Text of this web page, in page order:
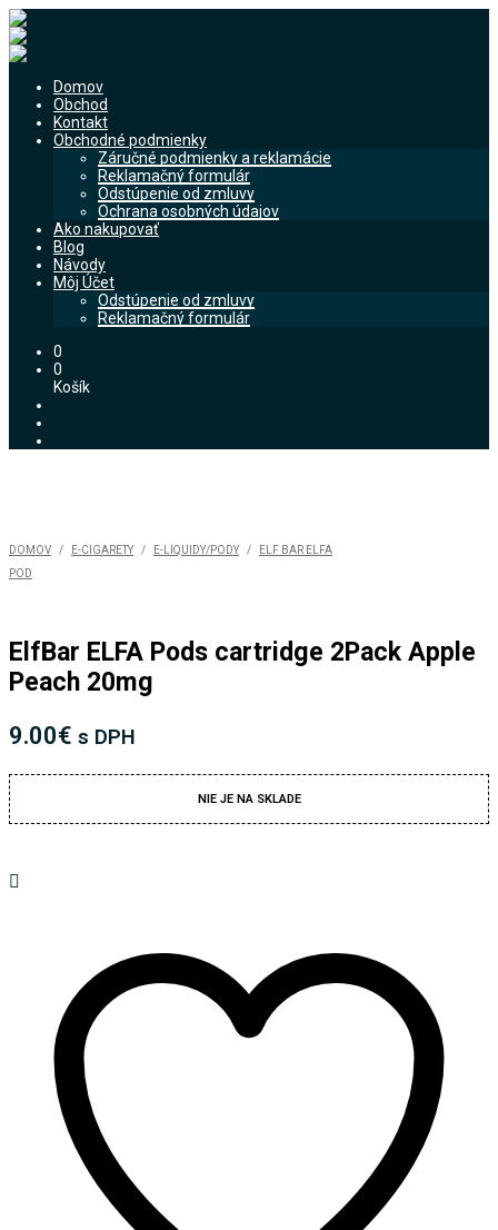
Domov
Obchod
Kontakt
Obchodné podmienky
Záručné podmienky a reklamácie
Reklamačný formulár
Odstúpenie od zmluvy
Ochrana osobných údajov
Ako nakupovať
Blog
Návody
Môj Účet
Odstúpenie od zmluvy
Reklamačný formulár
0
0
Košík
DOMOV / E-CIGARETY / E-LIQUIDY/PODY /
ELF BAR ELFA
POD
ElfBar ELFA Pods cartridge 2Pack Apple
Peach 20mg
9.00€ s DPH
NIE JE NA SKLADE